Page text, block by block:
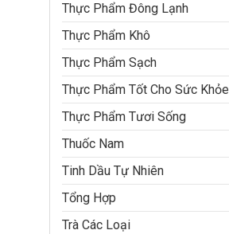
Thực Phẩm Đông Lạnh
Thực Phẩm Khô
Thực Phẩm Sạch
Thực Phẩm Tốt Cho Sức Khỏe
Thực Phẩm Tươi Sống
Thuốc Nam
Tinh Dầu Tự Nhiên
Tổng Hợp
Trà Các Loại